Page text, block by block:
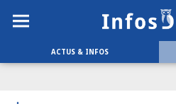
ACTUS & INFOS